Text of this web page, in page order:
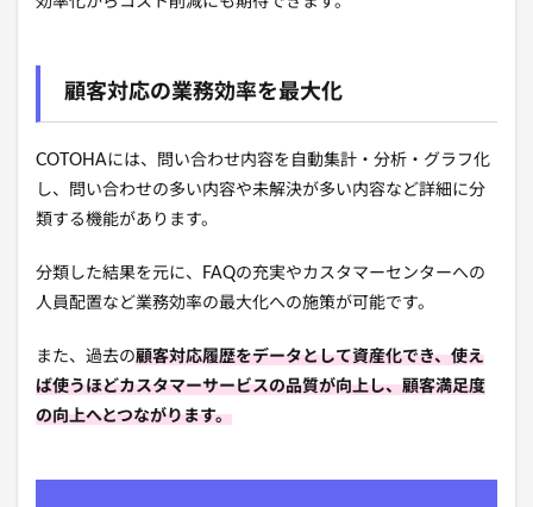
顧客対応の業務効率を最大化
COTOHAには、問い合わせ内容を自動集計・分析・グラフ化
し、問い合わせの多い内容や未解決が多い内容など詳細に分
類する機能があります。
分類した結果を元に、FAQの充実やカスタマーセンターへの
人員配置など業務効率の最大化への施策が可能です。
また、過去の顧客対応履歴をデータとして資産化でき、使え
ば使うほどカスタマーサービスの品質が向上し、顧客満足度
の向上へとつながります。